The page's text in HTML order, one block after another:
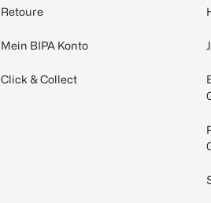
Retoure
Mein BIPA Konto
Click & Collect